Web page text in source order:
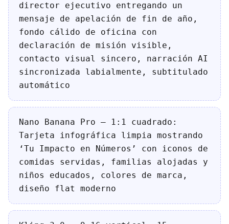
director ejecutivo entregando un
mensaje de apelación de fin de año,
fondo cálido de oficina con
declaración de misión visible,
contacto visual sincero, narración AI
sincronizada labialmente, subtitulado
automático
Nano Banana Pro — 1:1 cuadrado:
Tarjeta infográfica limpia mostrando
‘Tu Impacto en Números’ con iconos de
comidas servidas, familias alojadas y
niños educados, colores de marca,
diseño flat moderno